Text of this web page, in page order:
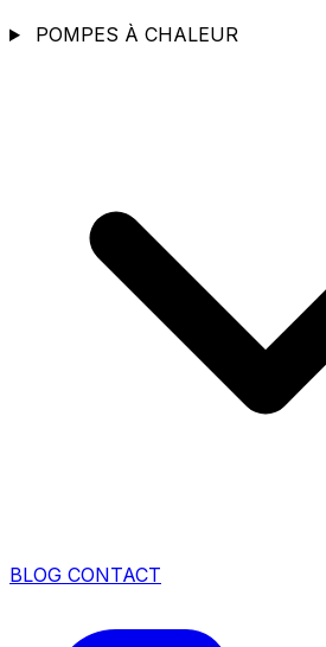
POMPES À CHALEUR
BLOG CONTACT